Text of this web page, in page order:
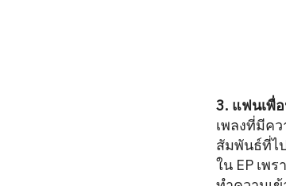
3. แฟนเพื่
เพลงที่มีค
สัมพันธ์ที่ไ
ใน EP เพ